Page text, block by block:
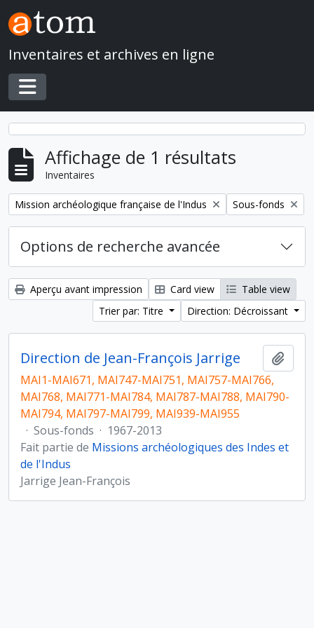
Skip to main content
Inventaires et archives en ligne
Toggle navigation
Affichage de 1 résultats
Inventaires
Remove filter:
Mission archéologique française de l'Indus Remove filter:
Sous-fonds
Options de recherche avancée
Aperçu avant impression Card view
Table view
Trier par: Titre
Direction: Décroissant
Direction de Jean-François Jarrige
MAI1-MAI671, MAI747-MAI751, MAI757-MAI766,
MAI768, MAI771-MAI784, MAI787-MAI788, MAI790-
MAI794, MAI797-MAI799, MAI939-MAI955
· Sous-fonds · 1967-2013
Fait partie de Missions archéologiques des Indes et
de l'Indus
Jarrige Jean-François